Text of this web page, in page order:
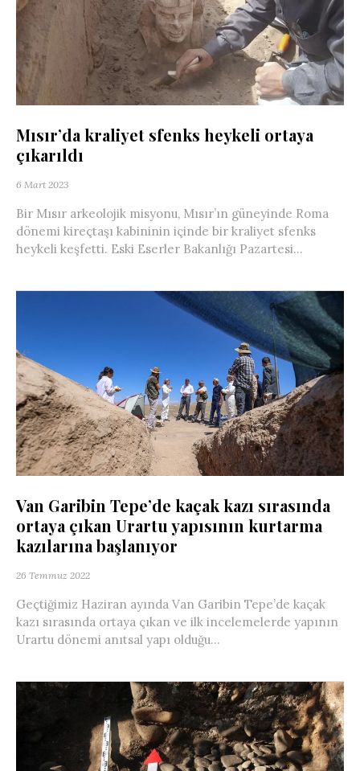
Mısır’da kraliyet sfenks heykeli ortaya
çıkarıldı
6 Mart 2023
Bir Mısır arkeolojik misyonu, Mısır’ın güneyinde Roma
dönemi kireçtaşı kabininin içinde bir kraliyet sfenks
heykeli keşfetti. Eski Eserler Bakanlığı Pazartesi...
Van Garibin Tepe’de kaçak kazı sırasında
ortaya çıkan Urartu yapısının kurtarma
kazılarına başlanıyor
26 Temmuz 2022
Geçtiğimiz Haziran ayında Van Garibin Tepe’de kaçak
kazı sırasında ortaya çıkan ve ilk incelemelerde yapının
Urartu dönemi anıtsal yapı olduğu...